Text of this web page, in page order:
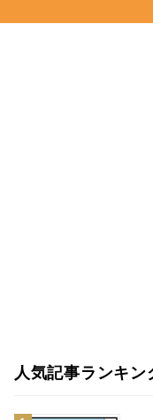
人気記事ランキン